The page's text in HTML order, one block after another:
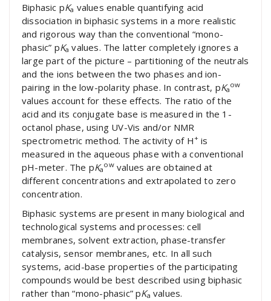
Biphasic pKa values enable quantifying acid
dissociation in biphasic systems in a more realistic
and rigorous way than the conventional “mono-
phasic” pKa values. The latter completely ignores a
large part of the picture – partitioning of the neutrals
and the ions between the two phases and ion-
pairing in the low-polarity phase. In contrast, pKa
ow
values account for these effects. The ratio of the
acid and its conjugate base is measured in the 1-
octanol phase, using UV-Vis and/or NMR
spectrometric method. The activity of H+ is
measured in the aqueous phase with a conventional
pH-meter. The pKa
owvalues are obtained at
different concentrations and extrapolated to zero
concentration.
Biphasic systems are present in many biological and
technological systems and processes: cell
membranes, solvent extraction, phase-transfer
catalysis, sensor membranes, etc. In all such
systems, acid-base properties of the participating
compounds would be best described using biphasic
rather than “mono-phasic” pKa values.